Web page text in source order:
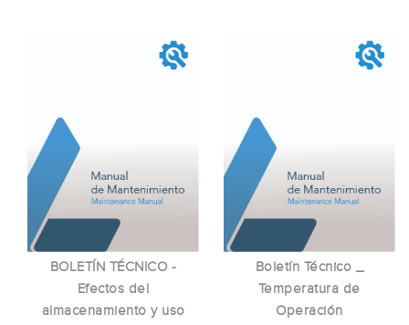
BOLETÍN TÉCNICO -
Efectos del
almacenamiento y uso
Boletín Técnico _
Temperatura de
Operación